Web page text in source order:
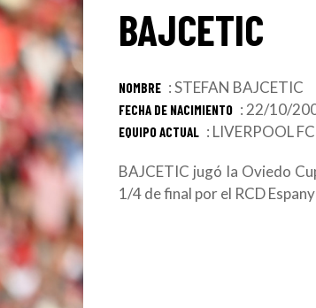
BAJCETIC
NOMBRE : STEFAN BAJCETIC
FECHA DE NACIMIENTO : 22/10/
EQUIPO ACTUAL : LIVERPOOL FC
BAJCETIC jugó la Oviedo
1/4 de final por el RCD